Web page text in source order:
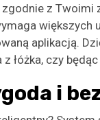
z Twoimi
większych
aplikacją.
łóżka, czy
i